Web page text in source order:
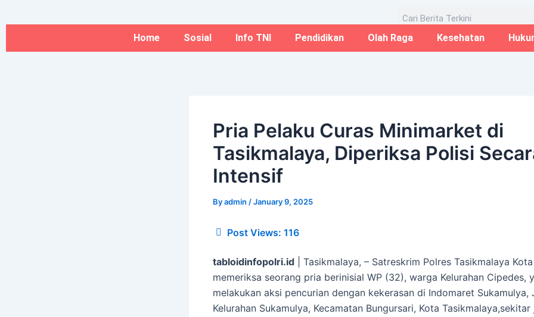
to
Home Sosial Info TNI Pendidikan Olah Raga Kesehatan
Pria Pelaku Curas Minimarket di
Tasikmalaya, Diperiksa Polisi
Intensif
Byadmin /January 9, 2025
Post Views: 116
tabloidinfopolri.id | Tasikmalaya, – Satreskrim Polres Tasikmalaya
memeriksa seorang pria berinisial WP (32), warga Kelurahan Cipedes,
melakukan aksi pencurian dengan kekerasan di Indomaret Sukamulya,
Kelurahan Sukamulya, Kecamatan Bungursari, Kota Tasikmalaya,sekitar